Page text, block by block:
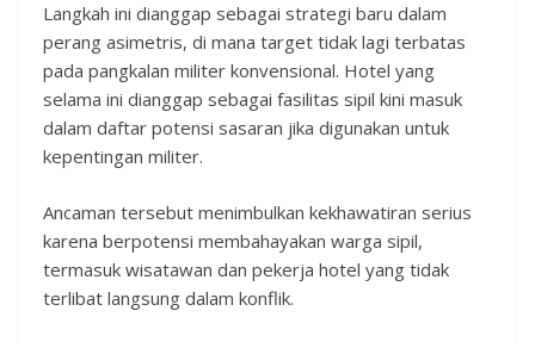
Langkah ini dianggap sebagai strategi baru dalam
perang asimetris, di mana target tidak lagi terbatas
pada pangkalan militer konvensional. Hotel yang
selama ini dianggap sebagai fasilitas sipil kini masuk
dalam daftar potensi sasaran jika digunakan untuk
kepentingan militer.
Ancaman tersebut menimbulkan kekhawatiran serius
karena berpotensi membahayakan warga sipil,
termasuk wisatawan dan pekerja hotel yang tidak
terlibat langsung dalam konflik.